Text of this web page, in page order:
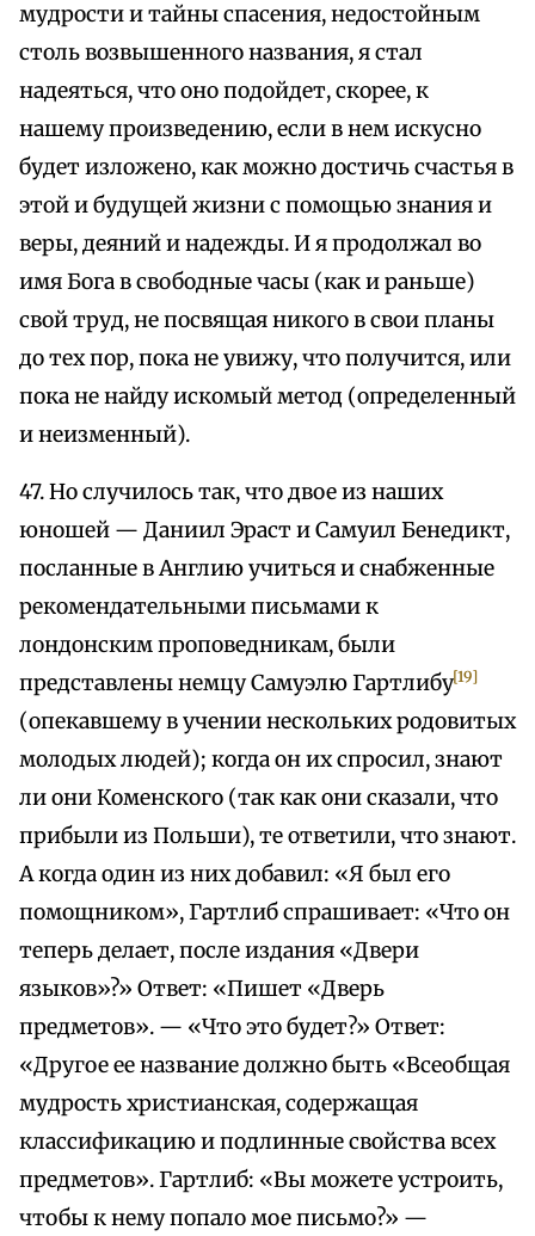
мудрости и тайны спасения, недостойным
столь возвышенного названия, я стал
надеяться, что оно подойдет, скорее, к
нашему произведению, если в нем искусно
будет изложено, как можно достичь счастья в
этой и будущей жизни с помощью знания и
веры, деяний и надежды. И я продолжал во
имя Бога в свободные часы (как и раньше)
свой труд, не посвящая никого в свои планы
до тех пор, пока не увижу, что получится, или
пока не найду искомый метод (определенный
и неизменный).
47. Но случилось так, что двое из наших
юношей — Даниил Эраст и Самуил Бенедикт,
посланные в Англию учиться и снабженные
рекомендательными письмами к
лондонским проповедникам, были
представлены немцу Самуэлю Гартлибу[19]
(опекавшему в учении нескольких родовитых
молодых людей); когда он их спросил, знают
ли они Коменского (так как они сказали, что
прибыли из Польши), те ответили, что знают.
А когда один из них добавил: «Я был его
помощником», Гартлиб спрашивает: «Что он
теперь делает, после издания «Двери
языков»?» Ответ: «Пишет «Дверь
предметов». — «Что это будет?» Ответ:
«Другое ее название должно быть «Всеобщая
мудрость христианская, содержащая
классификацию и подлинные свойства всех
предметов». Гартлиб: «Вы можете устроить,
чтобы к нему попало мое письмо?» —